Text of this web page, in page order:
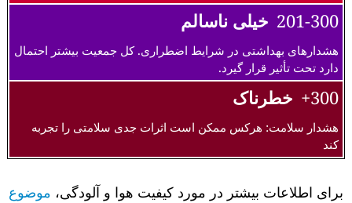
201-300 خیلی ناسالم
هشدارهای بهداشتی در شرایط اضطراری. کل جمعیت بیشتر احتمال
دارد تحت تأثیر قرار گیرد.
300+ خطرناک
هشدار سلامت: هرکس ممکن است اثرات جدی سلامتی را تجربه
کند
برای اطلاعات بیشتر در مورد کیفیت هوا و آلودگی، موضوع